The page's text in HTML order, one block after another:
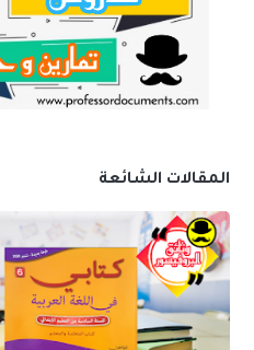
المقالات الشائعة